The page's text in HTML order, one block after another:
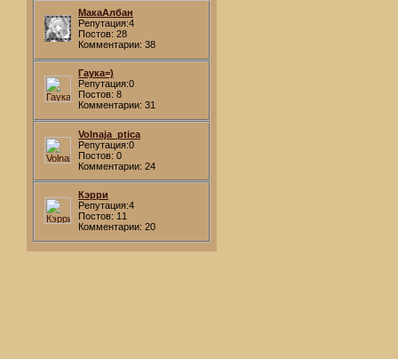
МакаАлбан
Репутация:4
Постов: 28
Комментарии: 38
Гаука=)
Репутация:0
Постов: 8
Комментарии: 31
Volnaja_ptica
Репутация:0
Постов: 0
Комментарии: 24
Кэрри
Репутация:4
Постов: 11
Комментарии: 20